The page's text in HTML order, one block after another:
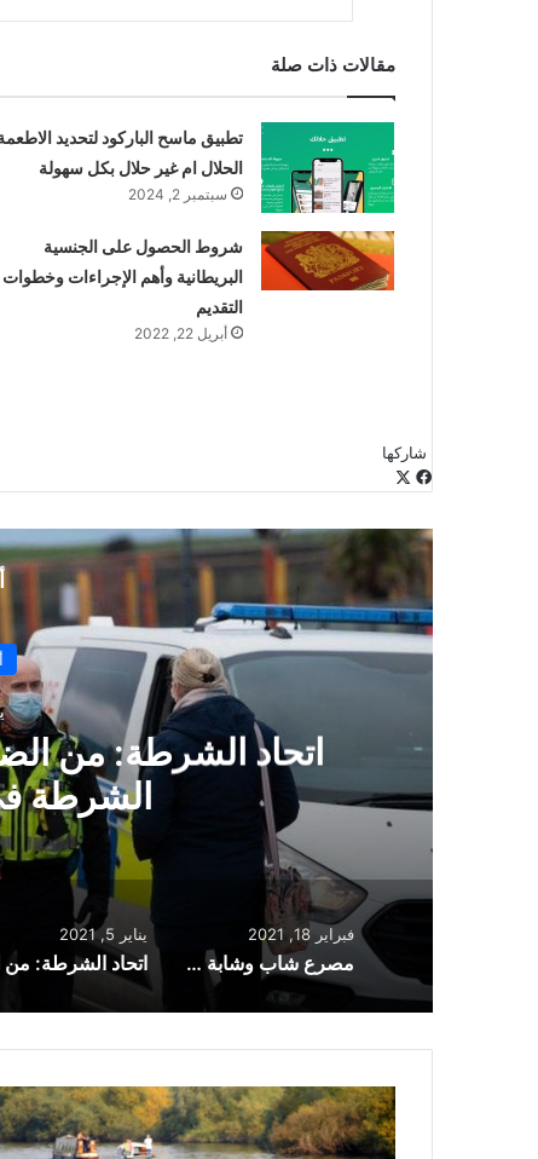
مقالات ذات صلة
تطبيق ماسح الباركود لتحديد
الحلال ام غير حلال بكل سهولة
سبتمبر 2, 2024
شروط الحصول على الجنسية
البريطانية وأهم الإجراءات وخطوات
التقديم
أبريل 22, 2022
شاركها
فيسبوك
البريد
خدمة الإسعاف في
فبراير 18, 2021
مصرع شاب وشابة في حادث اصطدام مروع في West Yorkshire بإنجلترا
يناير 5, 2021
انتشال
جثة
رجل